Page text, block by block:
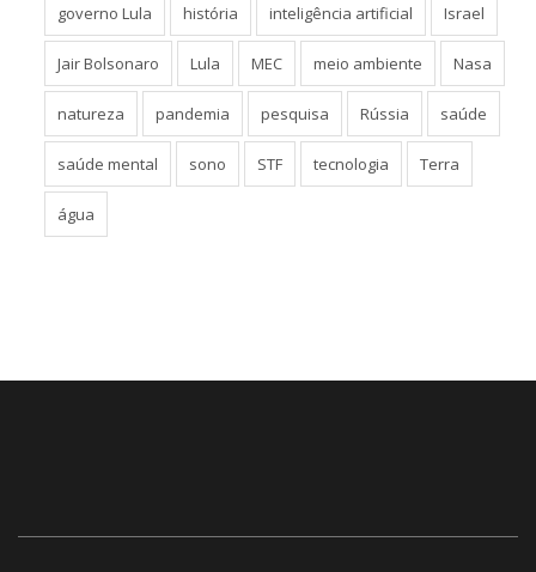
governo Lula história inteligência artificial Israel
Jair Bolsonaro Lula MEC meio ambiente Nasa
natureza pandemia pesquisa Rússia saúde
saúde mental sono STF tecnologia Terra
água